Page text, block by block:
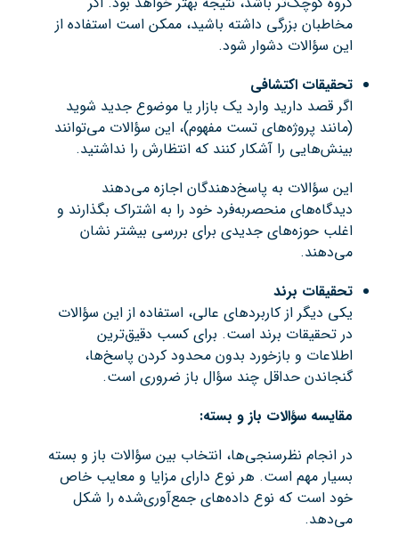
مخاطبان بزرگی داشته باشید، ممکن است استفاده از
این سؤالات دشوار شود.
تحقیقات اکتشافی
اگر قصد دارید وارد یک بازار یا موضوع جدید شوید
(مانند پروژه‌های تست مفهوم)، این سؤالات می‌توانند
بینش‌هایی را آشکار کنند که انتظارش را نداشتید.
این سؤالات به پاسخ‌دهندگان اجازه می‌دهند
دیدگاه‌های منحصربه‌فرد خود را به اشتراک بگذارند و
اغلب حوزه‌های جدیدی برای بررسی بیشتر نشان
می‌دهند.
تحقیقات برند
یکی دیگر از کاربردهای عالی، استفاده از این سؤالات
در تحقیقات برند است. برای کسب دقیق‌ترین
اطلاعات و بازخورد بدون محدود کردن پاسخ‌ها،
گنجاندن حداقل چند سؤال باز ضروری است.
مقایسه سؤالات باز و بسته:
در انجام نظرسنجی‌ها، انتخاب بین سؤالات باز و بسته
بسیار مهم است. هر نوع دارای مزایا و معایب خاص
خود است که نوع داده‌های جمع‌آوری‌شده را شکل
می‌دهد.